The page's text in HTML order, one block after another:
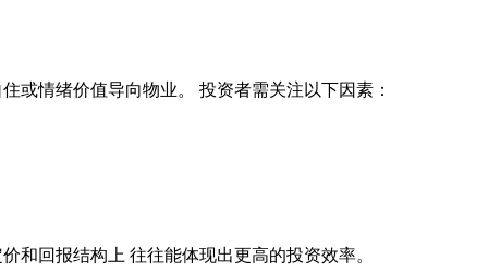
住或情绪价值导向物业。 投资者需关注以下因素：
和回报结构上 往往能体现出更高的投资效率。